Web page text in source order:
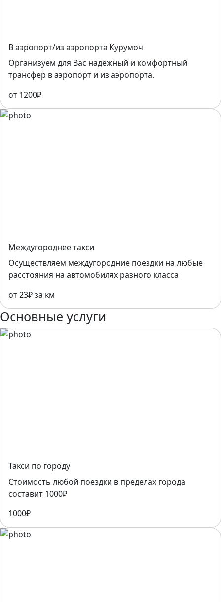
В аэропорт/из аэропорта Курумоч
Организуем для Вас надёжный и комфортный
трансфер в аэропорт и из аэропорта.
от 1200₽
Междугороднее такси
Осуществляем междугородние поездки на любые
расстояния на автомобилях разного класса
от 23₽ за км
Основные услуги
Такси по городу
Стоимость любой поездки в пределах города
составит 1000₽
1000₽